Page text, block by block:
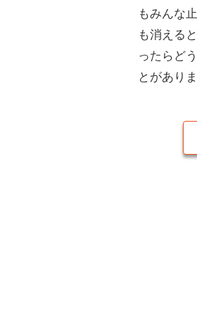
もみんな
も消える
ったらど
とがあり